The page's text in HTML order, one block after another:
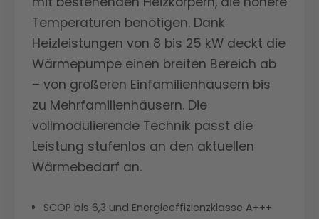
Temperaturen benötigen. Dank
Heizleistungen von 8 bis 25 kW deckt die
Wärmepumpe einen breiten Bereich ab
– von größeren Einfamilienhäusern bis
zu Mehrfamilienhäusern. Die
vollmodulierende Technik passt die
Leistung stufenlos an den aktuellen
Wärmebedarf an.
SCOP bis 6,3 und Energieeffizienzklasse A+++